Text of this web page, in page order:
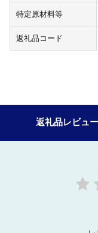
特定原材料等
返礼品コード
返礼品レビュー